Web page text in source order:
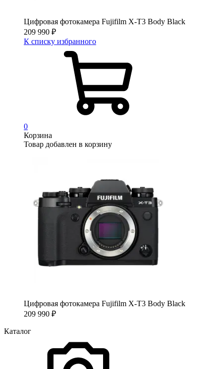
Цифровая фотокамера Fujifilm X-T3 Body Black
209 990 ₽
К списку избранного
0
Корзина
Товар добавлен в корзину
Цифровая фотокамера Fujifilm X-T3 Body Black
209 990 ₽
Каталог